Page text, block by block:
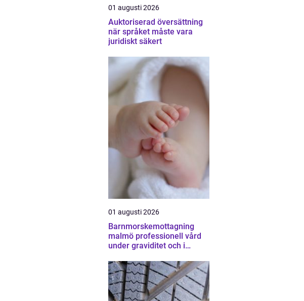
01 augusti 2026
Auktoriserad översättning
när språket måste vara
juridiskt säkert
01 augusti 2026
Barnmorskemottagning
malmö professionell vård
under graviditet och i